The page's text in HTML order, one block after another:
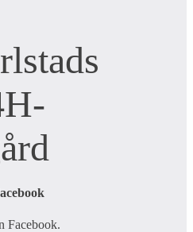
Facebook.